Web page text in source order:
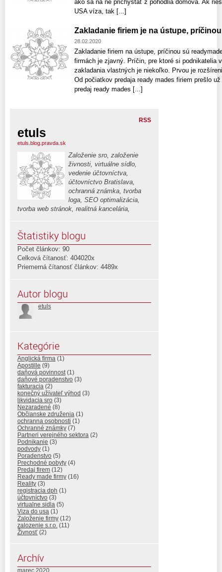
ako sa na ne prichystať z pohodlia domova. Ak
USA víza, tak [...]
Zakladanie firiem je na ústupe,
28.02.2020
Zakladanie firiem na ústupe, príčinou sú
firmách je zjavný. Príčin, pre ktoré si podnikatelia
zakladania vlastných je niekoľko. Prvou je
Od počiatkov predaja ready mades firiem prešlo
predaj ready mades [...]
RSS
etuls
etuls.blog.pravda.sk
Založenie sro, založenie
živnosti, virtuálne sídlo,
vedenie účtovníctva,
účtovníctvo Bratislava,
ochranná známka, tvorba
loga, SEO optimalizácia,
tvorba web stránok, realitná kancelária,
Štatistiky blogu
Počet článkov: 90
Celková čítanosť: 404020x
Priemerná čítanosť článkov: 4489x
Autor blogu
etuls
Kategórie
Anglická firma (1)
Apostille (9)
daňová povinnost(1)
daňové poradenstvo (3)
fakturacia (2)
konečný užívateľ výhod (3)
likvidacia sro (3)
Nezaradené (8)
Občianske združenia (1)
ochranna osobnosti (1)
Ochranné známky (7)
Partneri verejného sektora (2)
Podnikanie (3)
podvody (1)
Poradenstvo (5)
Prechodné pobyty (4)
Predaj firem (12)
Ready made firmy (16)
Reality (3)
registracia dph (1)
účtovníctvo (3)
virtualne sidla (5)
Viza do usa (1)
Založenie firmy (12)
zalozenie s.r.o. (11)
Živnosť (2)
Archív
marec 2020